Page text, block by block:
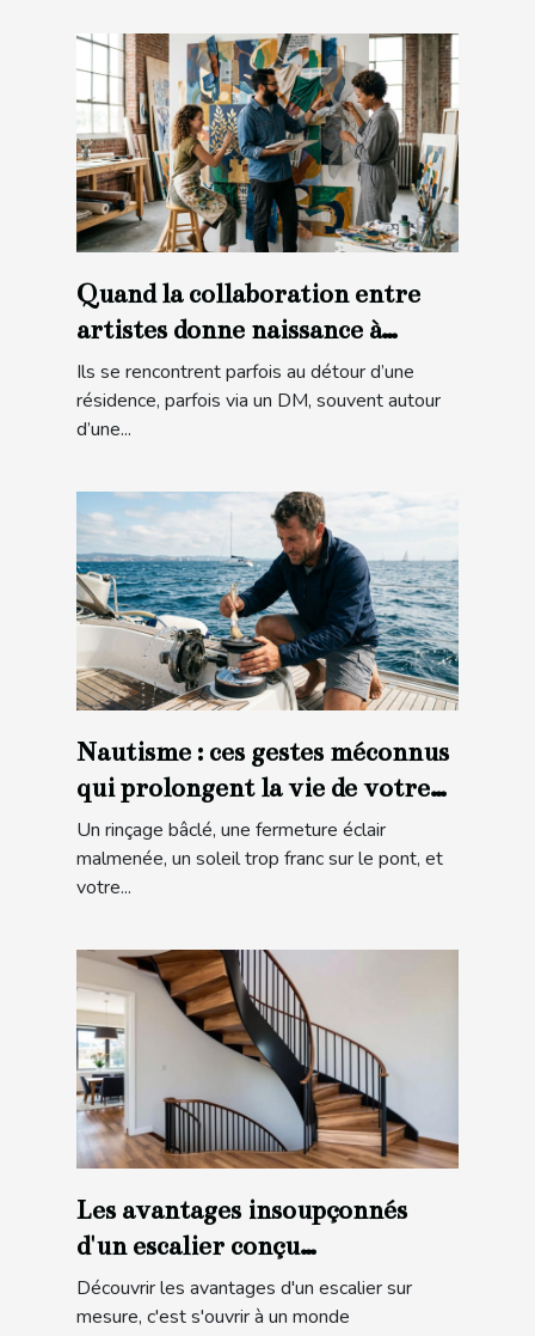
Quand la collaboration entre
artistes donne naissance à
l’inattendu
Ils se rencontrent parfois au détour d’une
résidence, parfois via un DM, souvent autour
d’une...
Nautisme : ces gestes méconnus
qui prolongent la vie de votre
matériel en mer
Un rinçage bâclé, une fermeture éclair
malmenée, un soleil trop franc sur le pont, et
votre...
Les avantages insoupçonnés
d'un escalier conçu
spécialement pour vous
Découvrir les avantages d'un escalier sur
mesure, c'est s'ouvrir à un monde